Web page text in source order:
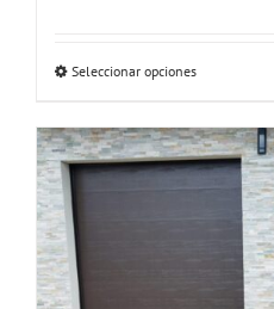
Seleccionar opcionesEste
tiene
múltiples
variantes.
opciones
pueden